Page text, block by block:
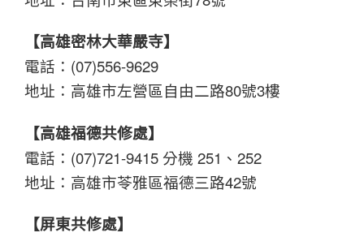
【高雄密林大華嚴寺】
電話：(07)556-9629
地址：高雄市左營區自由二路80號3樓
【高雄福德共修處】
電話：(07)721-9415 分機 251、252
地址：高雄市苓雅區福德三路42號
【屏東共修處】